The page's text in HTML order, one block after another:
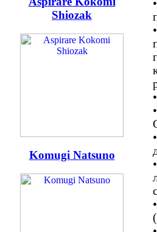
Shiozak
Komugi Natsuno